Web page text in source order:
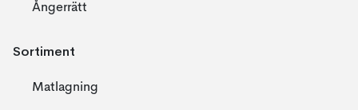
Ångerrätt
Sortiment
Matlagning